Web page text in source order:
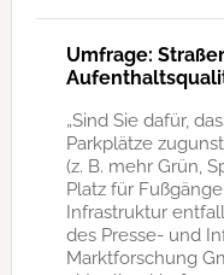
Umfrage:
„Sind Sie dafür,
Parkplätze
(z. B. mehr Grün,
Platz für
Infrastruktur
des Presse- und
Marktforschung